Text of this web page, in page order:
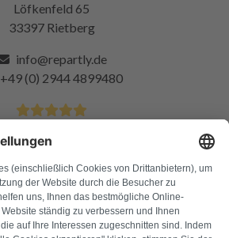
Löfkenfeld 65
33397 Rietberg
info@repartly.de
+49 (0) 2944 4899480
FAQ